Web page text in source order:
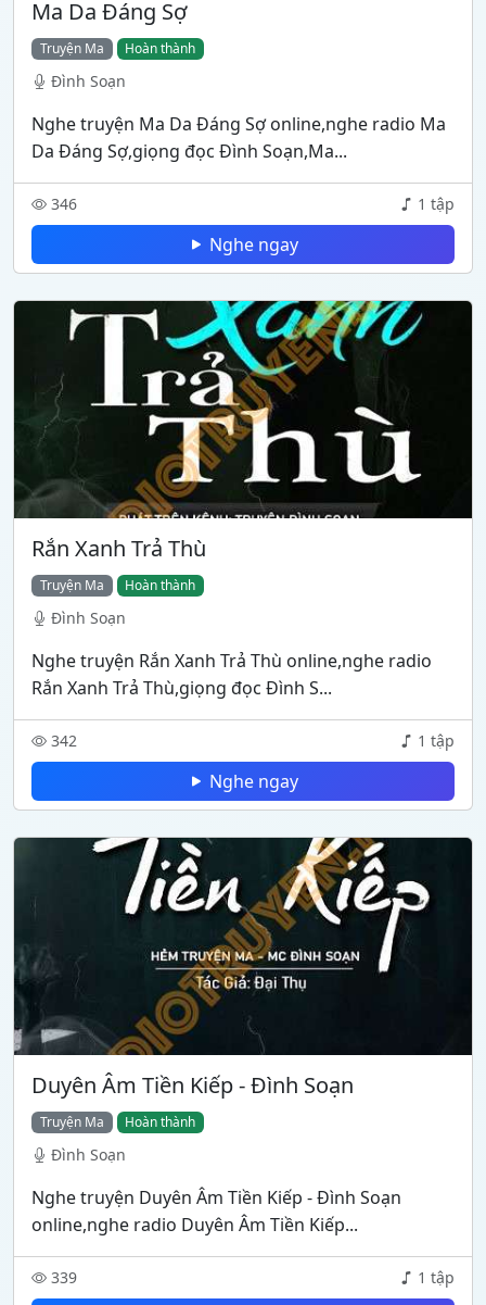
Ma Da Đáng Sợ
Truyện Ma Hoàn thành
Đình Soạn
Nghe truyện Ma Da Đáng Sợ online,nghe radio Ma
Da Đáng Sợ,giọng đọc Đình Soạn,Ma...
346 1 tập
Nghe ngay
Rắn Xanh Trả Thù
Truyện Ma Hoàn thành
Đình Soạn
Nghe truyện Rắn Xanh Trả Thù online,nghe radio
Rắn Xanh Trả Thù,giọng đọc Đình S...
342 1 tập
Nghe ngay
Duyên Âm Tiền Kiếp - Đình Soạn
Truyện Ma Hoàn thành
Đình Soạn
Nghe truyện Duyên Âm Tiền Kiếp - Đình Soạn
online,nghe radio Duyên Âm Tiền Kiếp...
339 1 tập